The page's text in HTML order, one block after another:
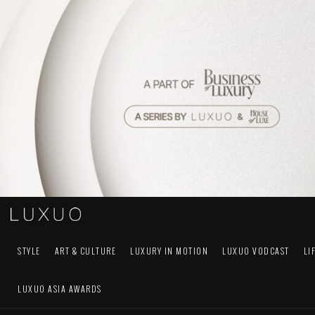
STYLE ART & CULTURE LUXURY IN MOTION LUXUO VODCAST
LUXUO ASIA AWARDS